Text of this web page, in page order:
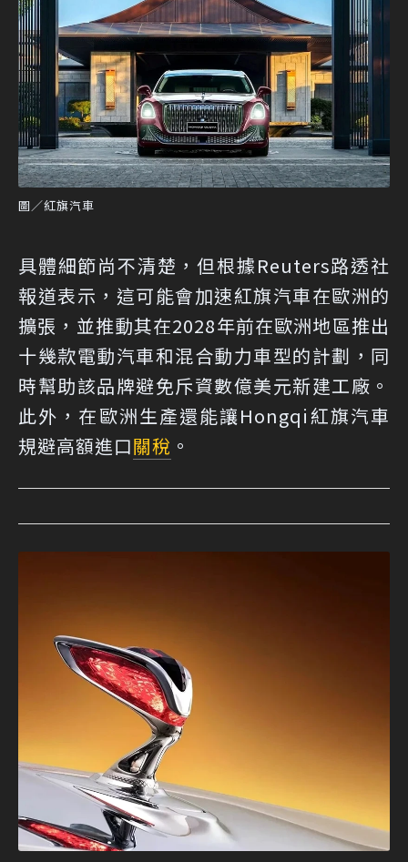
圖／紅旗汽車
具體細節尚不清楚，但根據Reuters路透社
報道表示，這可能會加速紅旗汽車在歐洲的
擴張，並推動其在2028年前在歐洲地區推出
十幾款電動汽車和混合動力車型的計劃，同
時幫助該品牌避免斥資數億美元新建工廠。
此外，在歐洲生產還能讓Hongqi紅旗汽車
規避高額進口關稅 。